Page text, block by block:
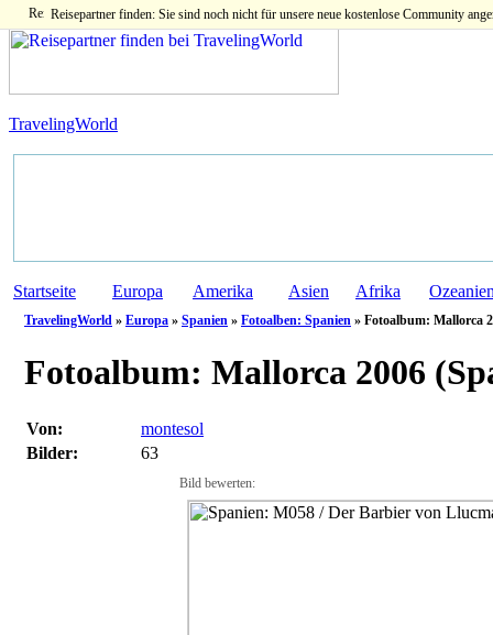
Reisepartner finden: Sie sind noch nicht für unsere neue kostenlose Community
TravelingWorld
Startseite Europa Amerika Asien Afrika
TravelingWorld » Europa » Spanien » Fotoalben: Spanien » Fotoalbum: Mallorca
Fotoalbum: Mallorca 2006
Von:
montesol
Bilder:
63
Bild bewerten: